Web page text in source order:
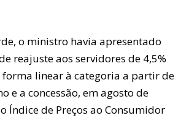
o ministro havia apresentado
reajuste aos servidores de 4,5%
forma linear à categoria a partir de
e a concessão, em agosto de
Índice de Preços ao Consumidor